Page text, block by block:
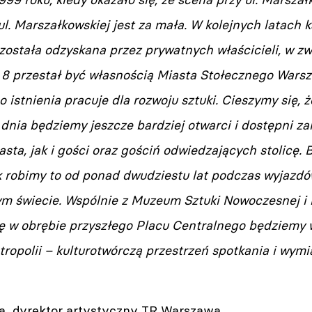
Marszałkowskiej jest za mała. W kolejnych latach
odzyskana przez prywatnych właścicieli, w
przestał być własnością Miasta Stołecznego
istnienia pracuje dla rozwoju sztuki. Cieszymy się,
będziemy jeszcze bardziej otwarci i dostępni
jak i gości oraz gościń odwiedzających stolicę.
robimy to od ponad dwudziestu lat podczas
świecie. Wspólnie z Muzeum Sztuki Nowoczesnej
w obrębie przyszłego Placu Centralnego będziemy
– kulturotwórczą przestrzeń spotkania i